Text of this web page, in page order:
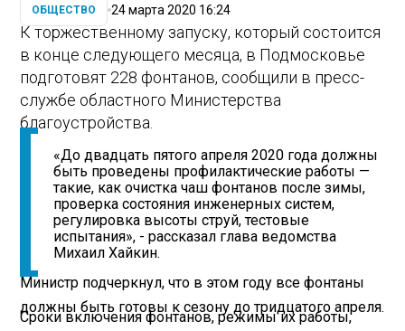
ОБЩЕСТВО 24 марта 2020 16:24
К торжественному запуску, который состоится
в конце следующего месяца, в Подмосковье
подготовят 228 фонтанов, сообщили в пресс-
службе областного Министерства
благоустройства.
«До двадцать пятого апреля 2020 года должны
быть проведены профилактические работы —
такие, как очистка чаш фонтанов после зимы,
проверка состояния инженерных систем,
регулировка высоты струй, тестовые
испытания», - рассказал глава ведомства
Михаил Хайкин.
Министр подчеркнул, что в этом году все фонтаны
должны быть готовы к сезону до тридцатого апреля.
Сроки включения фонтанов, режимы их работы,